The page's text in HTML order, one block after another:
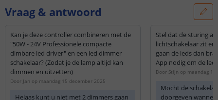
Vraag & antwoord
Kan je deze controller combineren met de
"50W - 24V Professionele compacte
dimbare led driver" en een led dimmer
schakelaar? (Zodat je de lamp altijd kan
dimmen en uitzetten)
Door Jan op maandag 15 december 2025
Helaas kunt u niet met 2 dimmers gaan
Stel dat de sturing
lichtschakelaar zit
gaan de leds dan
App nodig om de
Door Stijn op maandag
Mocht de
doorgeven